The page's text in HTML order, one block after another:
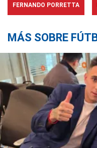
FERNANDO PORRETTA
MÁS SOBRE